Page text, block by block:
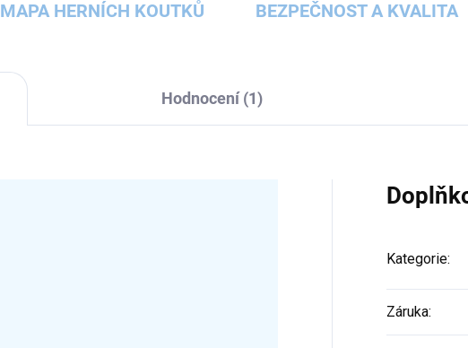
MAPA HERNÍCH KOUTKŮ BEZPEČNOST A KVALITA
Hodnocení (1)
Kategorie:
Záruka: